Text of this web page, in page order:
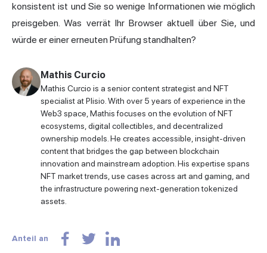
konsistent ist und Sie so wenige Informationen wie möglich
preisgeben. Was verrät Ihr Browser aktuell über Sie, und
würde er einer erneuten Prüfung standhalten?
Mathis Curcio
Mathis Curcio is a senior content strategist and NFT
specialist at Plisio. With over 5 years of experience in the
Web3 space, Mathis focuses on the evolution of NFT
ecosystems, digital collectibles, and decentralized
ownership models. He creates accessible, insight-driven
content that bridges the gap between blockchain
innovation and mainstream adoption. His expertise spans
NFT market trends, use cases across art and gaming, and
the infrastructure powering next-generation tokenized
assets.
Anteil an